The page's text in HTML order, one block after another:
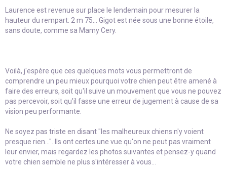
Laurence est revenue sur place le lendemain pour mesurer la
hauteur du rempart: 2 m 75... Gigot est née sous une bonne étoile,
sans doute, comme sa Mamy Cery.
Voilà, j'espère que ces quelques mots vous permettront de
comprendre un peu mieux pourquoi votre chien peut être amené à
faire des erreurs, soit qu'il suive un mouvement que vous ne pouvez
pas percevoir, soit qu'il fasse une erreur de jugement à cause de sa
vision peu performante.
Ne soyez pas triste en disant "les malheureux chiens n'y voient
presque rien...". Ils ont certes une vue qu'on ne peut pas vraiment
leur envier, mais regardez les photos suivantes et pensez-y quand
votre chien semble ne plus s'intéresser à vous...